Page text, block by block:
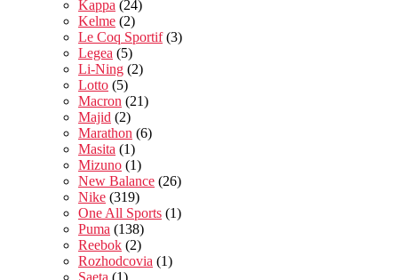
Kappa (24)
Kelme (2)
Le Coq Sportif(3)
Legea (5)
Li-Ning (2)
Lotto (5)
Macron (21)
Majid (2)
Marathon (6)
Masita (1)
Mizuno (1)
New Balance (26)
Nike (319)
One All Sports (1)
Puma (138)
Reebok (2)
Rozhodcovia (1)